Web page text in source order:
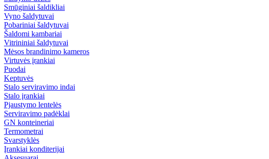
Smūginiai šaldikliai
Vyno šaldytuvai
Pobariniai šaldytuvai
Šaldomi kambariai
Vitrininiai šaldytuvai
Mėsos brandinimo kameros
Virtuvės įrankiai
Puodai
Keptuvės
Stalo serviravimo indai
Stalo įrankiai
Pjaustymo lentelės
Serviravimo padėklai
GN konteineriai
Termometrai
Svarstyklės
Įrankiai konditerijai